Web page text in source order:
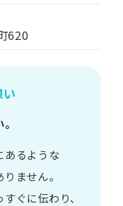
620
あるような​
ません。​
ぐに​伝わり、